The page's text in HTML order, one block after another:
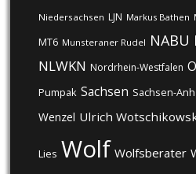
Niedersachsen LJN Markus Bathen
MT6 Munsteraner Rudel NABU
NLWKN Nordrhein-Westfalen
Pumpak Sachsen Sachsen-
Wenzel Ulrich
Lies Wolf Wolfsberater